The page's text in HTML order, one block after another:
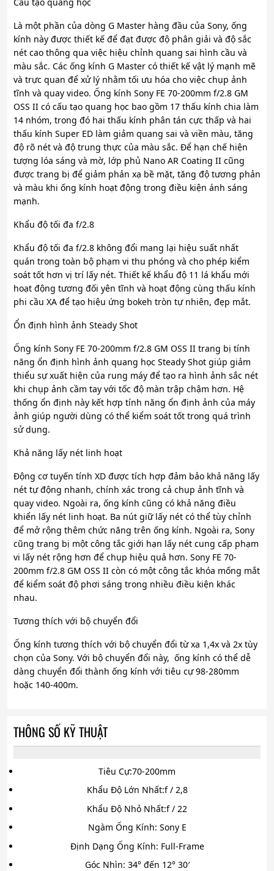
Là một phần của dòng G Master hàng đầu của Sony, ống
kính này được thiết kế để đạt được độ phân giải và độ sắc
nét cao thông qua việc hiệu chỉnh quang sai hình cầu và
màu sắc. Các ống kính G Master có thiết kế vật lý mạnh mẽ
và trực quan để xử lý nhằm tối ưu hóa cho việc chụp ảnh
tĩnh và quay video. Ống kính Sony FE 70-200mm f/2.8 GM
OSS II có cấu tạo quang học bao gồm 17 thấu kính chia làm
14 nhóm, trong đó hai thấu kính phân tán cực thấp và hai
thấu kính Super ED làm giảm quang sai và viền màu, tăng
độ rõ nét và độ trung thực của màu sắc. Để hạn chế hiện
tượng lóa sáng và mờ, lớp phủ Nano AR Coating II cũng
được trang bị để giảm phản xạ bề mặt, tăng độ tương phản
và màu khi ống kính hoạt động trong điều kiện ánh sáng
mạnh.
Khẩu độ tối đa f/2.8
Khẩu độ tối đa f/2.8 không đổi mang lại hiệu suất nhất
quán trong toàn bộ phạm vi thu phóng và cho phép kiểm
soát tốt hơn vị trí lấy nét. Thiết kế khẩu độ 11 lá khẩu mới
hoạt động tương đối yên tĩnh và hoạt động cùng thấu kính
phi cầu XA để tạo hiệu ứng bokeh tròn tự nhiên, đẹp mắt.
Ổn định hình ảnh Steady Shot
Ống kính Sony FE 70-200mm f/2.8 GM OSS II trang bị tính
năng ổn định hình ảnh quang học Steady Shot giúp giảm
thiểu sự xuất hiện của rung máy để tạo ra hình ảnh sắc nét
khi chụp ảnh cầm tay với tốc độ màn trập chậm hơn. Hệ
thống ổn định này kết hợp tính năng ổn định ảnh của máy
ảnh giúp người dùng có thể kiểm soát tốt trong quá trình
sử dụng.
Khả năng lấy nét linh hoạt
Động cơ tuyến tính XD được tích hợp đảm bảo khả năng lấy
nét tự động nhanh, chính xác trong cả chụp ảnh tĩnh và
quay video. Ngoài ra, ống kính cũng có khả năng điều
khiển lấy nét linh hoạt. Ba nút giữ lấy nét có thể tùy chỉnh
để mở rộng thêm chức năng trên ống kính. Ngoài ra, Sony
cũng trang bị một công tắc giới hạn lấy nét cung cấp phạm
vi lấy nét rộng hơn để chụp hiệu quả hơn. Sony FE 70-
200mm f/2.8 GM OSS II còn có một công tắc khóa mống mắt
để kiểm soát độ phơi sáng trong nhiều điều kiện khác
nhau.
Tương thích với bộ chuyển đổi
Ống kính tương thích với bộ chuyển đổi từ xa 1,4x và 2x tùy
chọn của Sony. Với bộ chuyển đổi này, ống kính có thể dễ
dàng chuyển đổi thành ống kính với tiêu cự 98-280mm
hoặc 140-400m.
THÔNG SỐ KỸ THUẬT
Tiêu Cự:70-200mm
Khẩu Độ Lớn Nhất:f / 2,8
Khẩu Độ Nhỏ Nhất:f / 22
Ngàm Ống Kính: Sony E
Định Dạng Ống Kính: Full-Frame
Góc Nhìn: 34° đến 12° 30′